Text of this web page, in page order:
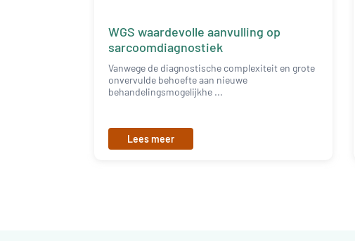
WGS waardevolle aanvulling op
sarcoomdiagnostiek
Vanwege de diagnostische complexiteit en grote
onvervulde behoefte aan nieuwe
behandelingsmogelijkhe ...
Lees meer